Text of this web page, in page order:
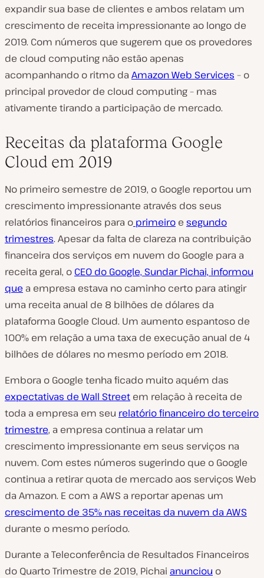
expandir sua base de clientes e ambos relatam um
crescimento de receita impressionante ao longo de
2019. Com números que sugerem que os provedores
de cloud computing não estão apenas
acompanhando o ritmo da Amazon Web Services – o
principal provedor de cloud computing – mas
ativamente tirando a participação de mercado.
Receitas da plataforma Google
Cloud em 2019
No primeiro semestre de 2019, o Google reportou um
crescimento impressionante através dos seus
relatórios financeiros para o primeiro e segundo
trimestres. Apesar da falta de clareza na contribuição
financeira dos serviços em nuvem do Google para a
receita geral, o CEO do Google, Sundar Pichai, informou
que a empresa estava no caminho certo para atingir
uma receita anual de 8 bilhões de dólares da
plataforma Google Cloud. Um aumento espantoso de
100% em relação a uma taxa de execução anual de 4
bilhões de dólares no mesmo período em 2018.
Embora o Google tenha ficado muito aquém das
expectativas de Wall Street em relação à receita de
toda a empresa em seu relatório financeiro do terceiro
trimestre, a empresa continua a relatar um
crescimento impressionante em seus serviços na
nuvem. Com estes números sugerindo que o Google
continua a retirar quota de mercado aos serviços Web
da Amazon. E com a AWS a reportar apenas um
crescimento de 35% nas receitas da nuvem da AWS
durante o mesmo período.
Durante a Teleconferência de Resultados Financeiros
do Quarto Trimestre de 2019, Pichai anunciou o